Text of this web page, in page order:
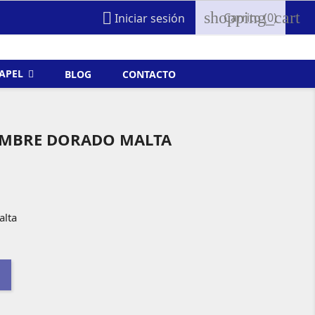
 Iniciar sesión shopping_cart
Carrito(0)
BLOG CONTACTO
DORADO MALTA